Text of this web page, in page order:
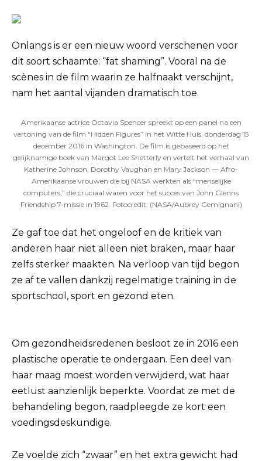
Onlangs is er een nieuw woord verschenen voor
dit soort schaamte: “fat shaming”. Vooral na de
scènes in de film waarin ze halfnaakt verschijnt,
nam het aantal vijanden dramatisch toe.
Amerikaanse actrice Octavia Spencer spreekt op een panel na een
vertoning van de film “Hidden Figures” in het Witte Huis, donderdag 15
december 2016 in Washington. De film is gebaseerd op het
gelijknamige boek van Margot Lee Shetterly en vertelt het verhaal van
Katherine Johnson, Dorothy Vaughan en Mary Jackson — Afro-
Amerikaanse vrouwen die bij NASA werkten als “menselijke
computers,” die cruciaal waren voor het succes van John Glenns
Friendship 7-missie in 1962. Fotocredit: (NASA/Aubrey Gemignani)
Ze gaf toe dat het ongeloof en de kritiek van
anderen haar niet alleen niet braken, maar haar
zelfs sterker maakten. Na verloop van tijd begon
ze af te vallen dankzij regelmatige training in de
sportschool, sport en gezond eten.
Om gezondheidsredenen besloot ze in 2016 een
plastische operatie te ondergaan. Een deel van
haar maag moest worden verwijderd, wat haar
eetlust aanzienlijk beperkte. Voordat ze met de
behandeling begon, raadpleegde ze kort een
voedingsdeskundige.
Ze voelde zich “zwaar” en het extra gewicht had